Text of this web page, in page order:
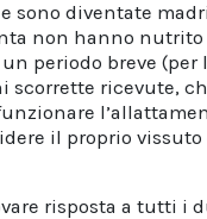
sono diventate
non hanno nutrito
periodo breve (per
scorrette ricevute,
il proprio
risposta a tutti i